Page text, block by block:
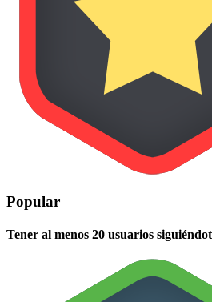
Popular
Tener al menos 20 usuarios